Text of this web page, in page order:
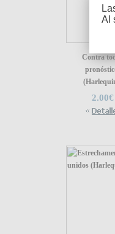
Contra
2.00€
Al